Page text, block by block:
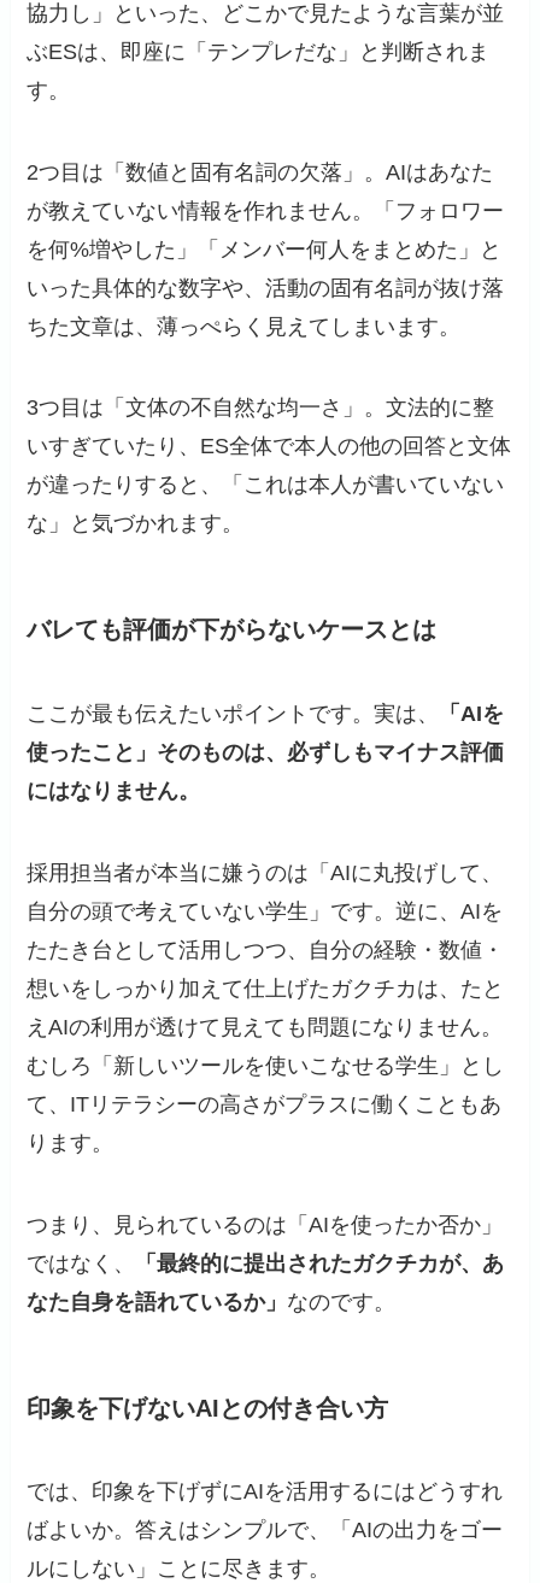
協力し」といった、どこかで見たような言葉が並
ぶESは、即座に「テンプレだな」と判断されま
す。
2つ目は「数値と固有名詞の欠落」。AIはあなた
が教えていない情報を作れません。「フォロワー
を何%増やした」「メンバー何人をまとめた」と
いった具体的な数字や、活動の固有名詞が抜け落
ちた文章は、薄っぺらく見えてしまいます。
3つ目は「文体の不自然な均一さ」。文法的に整
いすぎていたり、ES全体で本人の他の回答と文体
が違ったりすると、「これは本人が書いていない
な」と気づかれます。
バレても評価が下がらないケースとは
ここが最も伝えたいポイントです。実は、
「AIを
使ったこと」そのものは、必ずしもマイナス評価
にはなりません。
採用担当者が本当に嫌うのは「AIに丸投げして、
自分の頭で考えていない学生」です。逆に、AIを
たたき台として活用しつつ、自分の経験・数値・
想いをしっかり加えて仕上げたガクチカは、たと
えAIの利用が透けて見えても問題になりません。
むしろ「新しいツールを使いこなせる学生」とし
て、ITリテラシーの高さがプラスに働くこともあ
ります。
つまり、見られているのは「AIを使ったか否か」
ではなく、
「最終的に提出されたガクチカが、あ
なた自身を語れているか」 なのです。
印象を下げないAIとの付き合い方
では、印象を下げずにAIを活用するにはどうすれ
ばよいか。答えはシンプルで、「AIの出力をゴー
ルにしない」ことに尽きます。